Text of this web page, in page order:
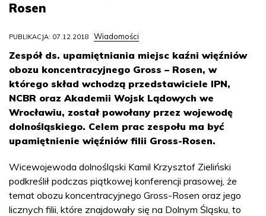
Rosen
PUBLIKACJA: 07.12.2018 Wiadomości
Zespół ds. upamiętniania miejsc kaźni więźniów
obozu koncentracyjnego Gross – Rosen, w
którego skład wchodzą przedstawiciele IPN,
NCBR oraz Akademii Wojsk Lądowych we
Wrocławiu, został powołany przez wojewodę
dolnośląskiego. Celem prac zespołu ma być
upamiętnienie więźniów filii Gross-Rosen.
Wicewojewoda dolnośląski Kamil Krzysztof Zieliński
podkreślił podczas piątkowej konferencji prasowej, że
temat obozu koncentracyjnego Gross-Rosen oraz jego
licznych filii, które znajdowały się na Dolnym Śląsku, to